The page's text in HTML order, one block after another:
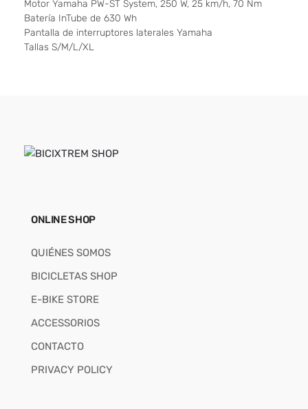
Motor Yamaha PW-ST System, 250 W, 25 km/h, 70 Nm
Batería InTube de 630 Wh
Pantalla de interruptores laterales Yamaha
Tallas S/M/L/XL
ONLINE SHOP
QUIÉNES SOMOS
BICICLETAS SHOP
E-BIKE STORE
ACCESSORIOS
CONTACTO
PRIVACY POLICY